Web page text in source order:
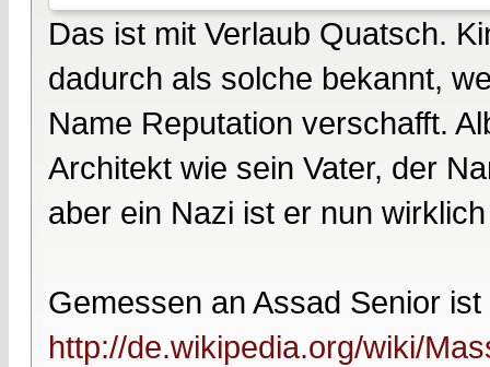
Das ist mit Verlaub Quatsch.
dadurch als solche bekannt,
Name Reputation verschafft.
Architekt wie sein Vater, der
aber ein Nazi ist er nun
Gemessen an Assad Senior
http://de.wikipedia.org/wiki/